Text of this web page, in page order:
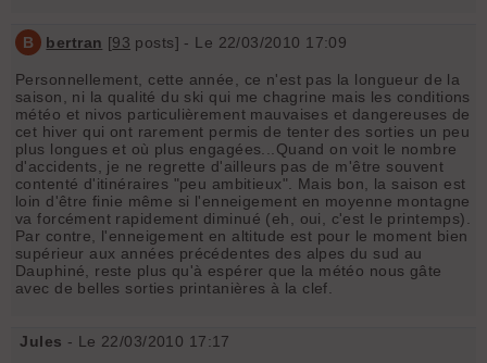
B bertran [93 posts] - Le 22/03/2010 17:09
Personnellement, cette année, ce n'est pas la longueur de la
saison, ni la qualité du ski qui me chagrine mais les conditions
météo et nivos particulièrement mauvaises et dangereuses de
cet hiver qui ont rarement permis de tenter des sorties un peu
plus longues et où plus engagées...Quand on voit le nombre
d'accidents, je ne regrette d'ailleurs pas de m'être souvent
contenté d'itinéraires "peu ambitieux". Mais bon, la saison est
loin d'être finie même si l'enneigement en moyenne montagne
va forcément rapidement diminué (eh, oui, c'est le printemps).
Par contre, l'enneigement en altitude est pour le moment bien
supérieur aux années précédentes des alpes du sud au
Dauphiné, reste plus qu'à espérer que la météo nous gâte
avec de belles sorties printanières à la clef.
Jules - Le 22/03/2010 17:17